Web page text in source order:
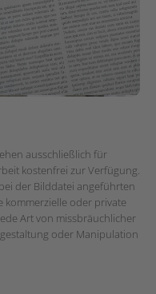
ausschließlich für
kostenfrei zur Verfügung.
der Bilddatei angeführten
kommerzielle oder private
Art von missbräuchlicher
oder Manipulation